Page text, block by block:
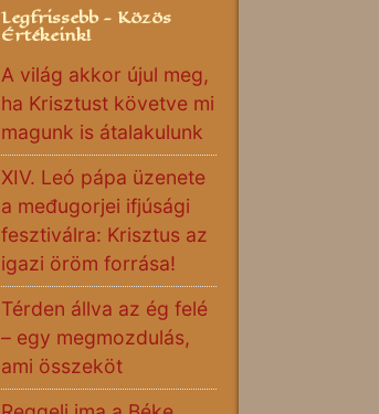
Legfrissebb - Közös
Értékeink!
A világ akkor újul meg,
ha Krisztust követve mi
magunk is átalakulunk
XIV. Leó pápa üzenete
a međugorjei ifjúsági
fesztiválra: Krisztus az
igazi öröm forrása!
Térden állva az ég felé
– egy megmozdulás,
ami összeköt